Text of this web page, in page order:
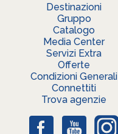
Destinazioni
Gruppo
Catalogo
Media Center
Servizi Extra
Offerte
Condizioni Generali
Connettiti
Trova agenzie